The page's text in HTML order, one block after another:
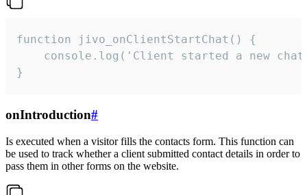
function jivo_onClientStartChat() {
console.log('Client started a new
}
onIntroduction#
Is executed when a visitor fills the contacts form. This function can
be used to track whether a client submitted contact details in order to
pass them in other forms on the website.